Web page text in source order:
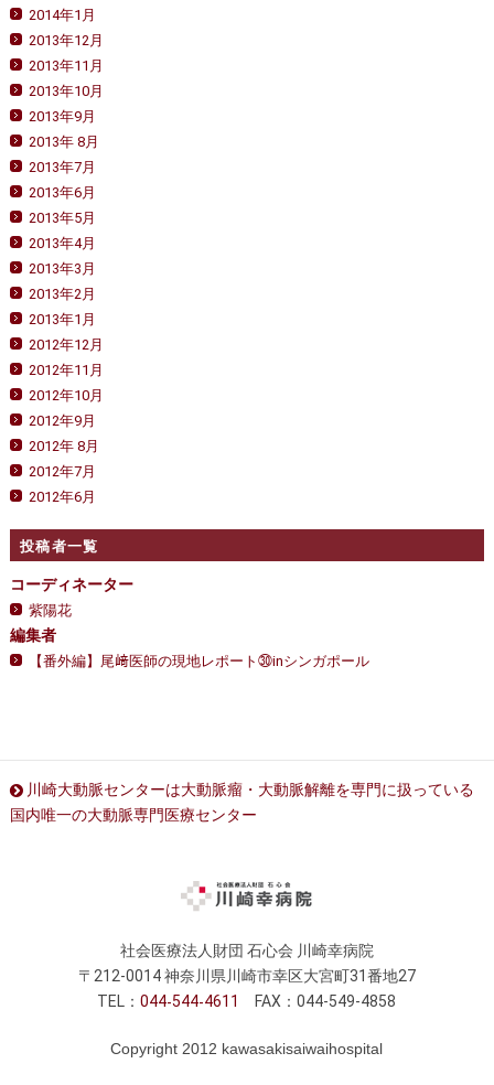
2014年1月
2013年12月
2013年11月
2013年10月
2013年9月
2013年 8月
2013年7月
2013年6月
2013年5月
2013年4月
2013年3月
2013年2月
2013年1月
2012年12月
2012年11月
2012年10月
2012年9月
2012年 8月
2012年7月
2012年6月
投稿者一覧
コーディネーター
紫陽花
編集者
【番外編】尾﨑医師の現地レポート㉚inシンガポール
川崎大動脈センターは大動脈瘤・大動脈解離を専門に扱っている
国内唯一の大動脈専門医療センター
社会医療法人財団 石心会 川崎幸病院
〒212-0014 神奈川県川崎市幸区大宮町31番地27
TEL：044 544 4611 FAX：044-549-4858
Copyright 2012 kawasakisaiwaihospital